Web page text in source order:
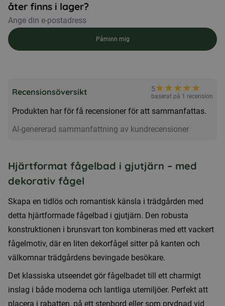
åter finns i lager?
Påminn mig
Recensionsöversikt 5★★★★★
baserat på 1 recension
Produkten har för få recensioner för att sammanfattas.
AI-genererad sammanfattning av kundrecensioner
Hjärtformat fågelbad i gjutjärn – med
dekorativ fågel
Skapa en tidlös och romantisk känsla i trädgården med
detta hjärtformade fågelbad i gjutjärn. Den robusta
konstruktionen i brunsvart ton kombineras med ett vackert
fågelmotiv, där en liten dekorfågel sitter på kanten och
välkomnar trädgårdens bevingade besökare.
Det klassiska utseendet gör fågelbadet till ett charmigt
inslag i både moderna och lantliga utemiljöer. Perfekt att
placera i rabatten, på ett stenbord eller som prydnad vid